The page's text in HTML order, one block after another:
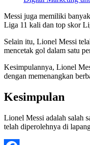
Messi juga memiliki
Liga 11 kali dan top skor
Selain itu, Lionel Messi
mencetak gol dalam satu
Kesimpulannya, Lionel
dengan memenangkan
Kesimpulan
Lionel Messi adalah salah
telah diperolehnya di